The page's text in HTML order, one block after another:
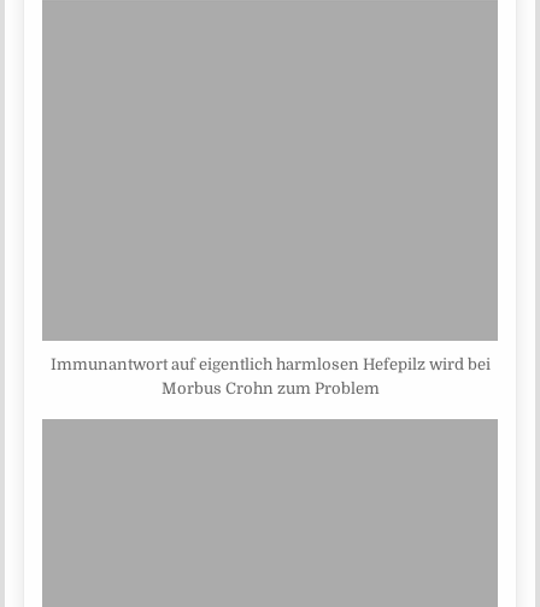
Immunantwort auf eigentlich harmlosen Hefepilz wird bei
Morbus Crohn zum Problem